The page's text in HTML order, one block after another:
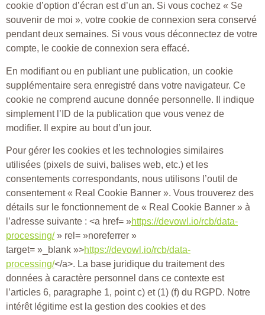
cookie d’option d’écran est d’un an. Si vous cochez « Se
souvenir de moi », votre cookie de connexion sera conservé
pendant deux semaines. Si vous vous déconnectez de votre
compte, le cookie de connexion sera effacé.
En modifiant ou en publiant une publication, un cookie
supplémentaire sera enregistré dans votre navigateur. Ce
cookie ne comprend aucune donnée personnelle. Il indique
simplement l’ID de la publication que vous venez de
modifier. Il expire au bout d’un jour.
Pour gérer les cookies et les technologies similaires
utilisées (pixels de suivi, balises web, etc.) et les
consentements correspondants, nous utilisons l’outil de
consentement « Real Cookie Banner ». Vous trouverez des
détails sur le fonctionnement de « Real Cookie Banner » à
l’adresse suivante : <a href= »https://devowl.io/rcb/data-
processing/» rel= »noreferrer »
target= »_blank »>https://devowl.io/rcb/data-
processing/</a>. La base juridique du traitement des
données à caractère personnel dans ce contexte est
l’articles 6, paragraphe 1, point c) et (1) (f) du RGPD. Notre
intérêt légitime est la gestion des cookies et des